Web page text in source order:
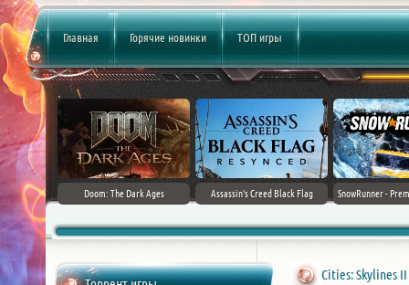
Главная Горячие новинки ТОП игры
Cut
DLC] (2024)
Doom: The Dark Ages
Assassin's Creed Black Flag
SnowRunner -
Cities: Skylines